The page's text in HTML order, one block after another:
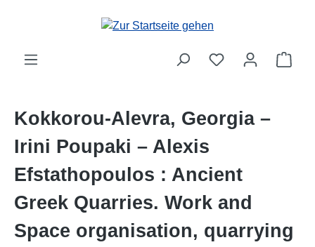
Zum Hauptinhalt springen
Kokkorou-Alevra, Georgia –
Irini Poupaki – Alexis
Efstathopoulos : Ancient
Greek Quarries. Work and
Space organisation, quarrying